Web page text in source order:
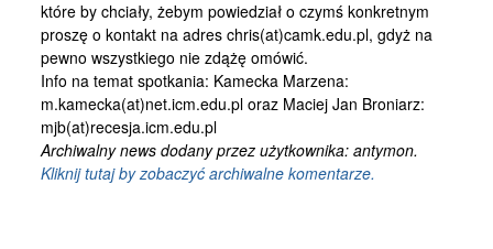
które by chciały, żebym powiedział o czymś konkretnym
proszę o kontakt na adres chris(at)camk.edu.pl, gdyż na
pewno wszystkiego nie zdążę omówić.
Info na temat spotkania: Kamecka Marzena:
m.kamecka(at)net.icm.edu.pl oraz Maciej Jan Broniarz:
mjb(at)recesja.icm.edu.pl
Archiwalny news dodany przez użytkownika: antymon.
Kliknij tutaj by zobaczyć archiwalne komentarze.